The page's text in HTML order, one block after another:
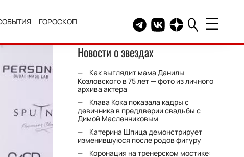
ГОРОСКОП Telegram канал HELLO
Группа HELLO
Канал HELLO в
Новости о звездах
Как выглядит мама Данилы
Козловского в 75 лет — фото из личного
архива актера
Клава Кока показала кадры с
девичника в преддверии свадьбы с
Димой Масленниковым
Катерина Шпица демонстрирует
изменившуюся после родов фигуру
Коронация на тренерском мостике: